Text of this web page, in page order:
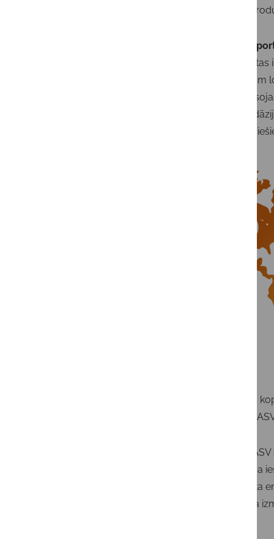
un zivju
Sojas
tāpēc, ka
iet uz divām
pret ASV
un
uz ASV
Vienlaikus
kā iepērk.
mēnesī bija
bija balstīta
transporta